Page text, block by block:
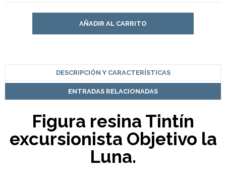
AÑADIR AL CARRITO
DESCRIPCIÓN Y CARACTERÍSTICAS
ENTRADAS RELACIONADAS
Figura resina Tintín
excursionista Objetivo la
Luna.